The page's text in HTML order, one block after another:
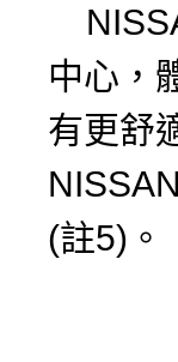
中心，
有更舒
(註5)。